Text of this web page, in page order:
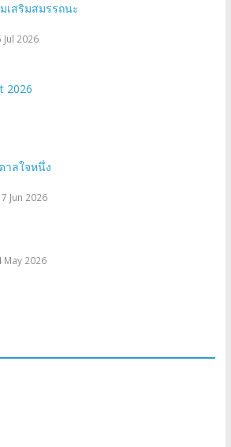
เสริมสมรรถนะ
Jul 2026
2026
าลใจหนึ่ง
Jun 2026
May 2026